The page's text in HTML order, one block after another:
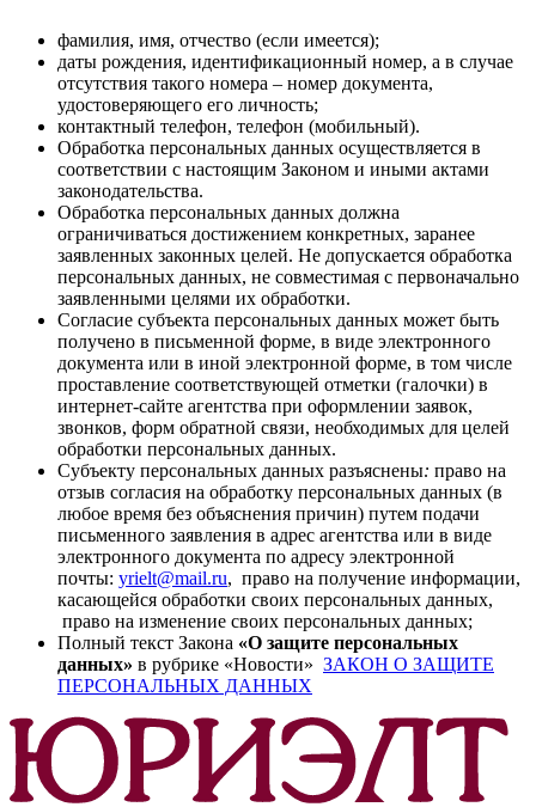
фамилия, имя, отчество (если имеется);
даты рождения, идентификационный номер, а в случае
отсутствия такого номера – номер документа,
удостоверяющего его личность;
контактный телефон, телефон (мобильный).
Обработка персональных данных осуществляется в
соответствии с настоящим Законом и иными актами
законодательства.
Обработка персональных данных должна
ограничиваться достижением конкретных, заранее
заявленных законных целей. Не допускается обработка
персональных данных, не совместимая с первоначально
заявленными целями их обработки.
Согласие субъекта персональных данных может быть
получено в письменной форме, в виде электронного
документа или в иной электронной форме, в том числе
проставление соответствующей отметки (галочки) в
интернет-сайте агентства при оформлении заявок,
звонков, форм обратной связи, необходимых для целей
обработки персональных данных.
Субъекту персональных данных разъяснены: право на
отзыв согласия на обработку персональных данных (в
любое время без объяснения причин) путем подачи
письменного заявления в адрес агентства или в виде
электронного документа по адресу электронной
почты: yrielt@mail.ru, право на получение информации,
касающейся обработки своих персональных данных,
право на изменение своих персональных данных;
Полный текст Закона «О защите персональных
данных» в рубрике «Новости» ЗАКОН О ЗАЩИТЕ
ПЕРСОНАЛЬНЫХ ДАННЫХ